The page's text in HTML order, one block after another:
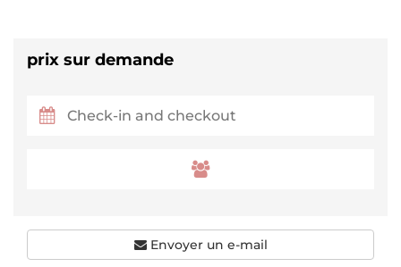
prix sur demande
Envoyer un e-mail